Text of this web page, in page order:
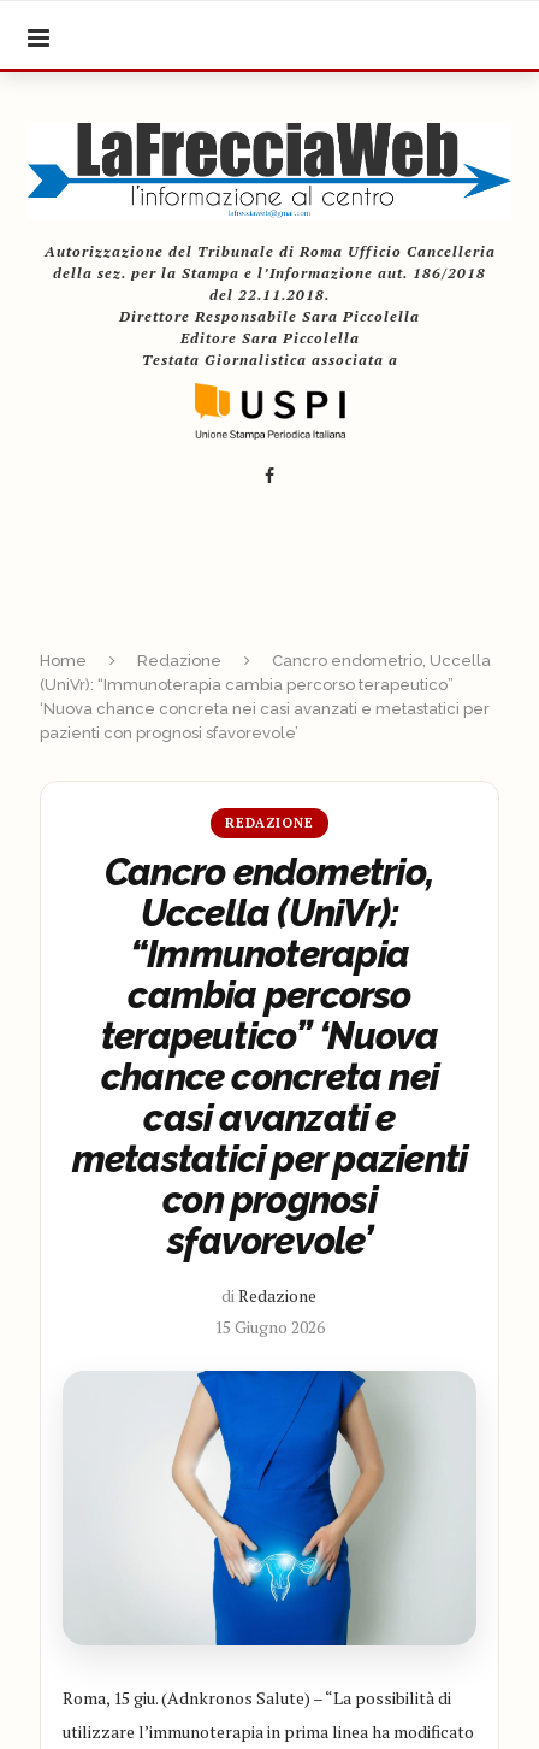
Autorizzazione del Tribunale di Roma Ufficio Cancelleria
della sez. per la Stampa e l’Informazione aut. 186/2018
del 22.11.2018.
Direttore Responsabile Sara Piccolella
Editore Sara Piccolella
Testata Giornalistica associata a
Home Redazione
Cancro endometrio, Uccella
(UniVr): “Immunoterapia cambia percorso terapeutico”
‘Nuova chance concreta nei casi avanzati e metastatici per
pazienti con prognosi sfavorevole’
REDAZIONE
Cancro endometrio,
Uccella (UniVr):
“Immunoterapia
cambia percorso
terapeutico” ‘Nuova
chance concreta nei
casi avanzati e
metastatici per pazienti
con prognosi
sfavorevole’
diRedazione
15 Giugno 2026
Roma, 15 giu. (Adnkronos Salute) – “La possibilità di
utilizzare l’immunoterapia in prima linea ha modificato